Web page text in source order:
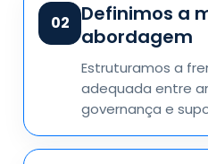
02
Definimos a
abordagem
Estruturamos a
adequada entre
governança e